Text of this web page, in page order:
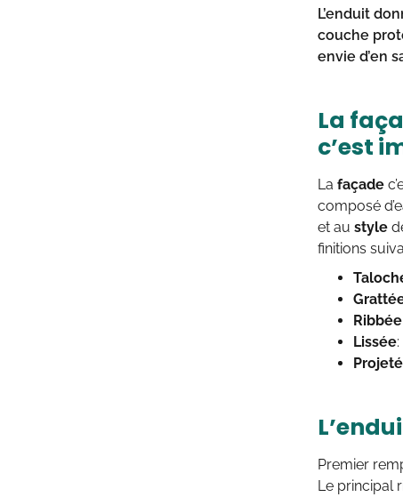
L’enduit
couche
envie d’en
La
c’est
La façade
composé
et au style
finitions
Ribbée
Lissée
Premier
Le principal